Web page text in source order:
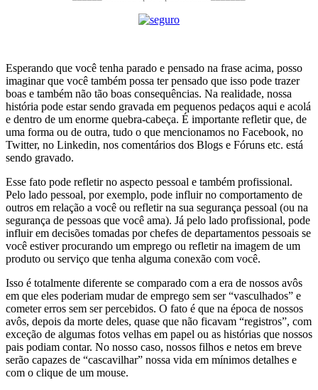
Esperando que você tenha parado e pensado na frase acima, posso
imaginar que você também possa ter pensado que isso pode trazer
boas e também não tão boas consequências. Na realidade, nossa
história pode estar sendo gravada em pequenos pedaços aqui e acolá
e dentro de um enorme quebra-cabeça. É importante refletir que, de
uma forma ou de outra, tudo o que mencionamos no Facebook, no
Twitter, no Linkedin, nos comentários dos Blogs e Fóruns etc. está
sendo gravado.
Esse fato pode refletir no aspecto pessoal e também profissional.
Pelo lado pessoal, por exemplo, pode influir no comportamento de
outros em relação a você ou refletir na sua segurança pessoal (ou na
segurança de pessoas que você ama). Já pelo lado profissional, pode
influir em decisões tomadas por chefes de departamentos pessoais se
você estiver procurando um emprego ou refletir na imagem de um
produto ou serviço que tenha alguma conexão com você.
Isso é totalmente diferente se comparado com a era de nossos avôs
em que eles poderiam mudar de emprego sem ser “vasculhados” e
cometer erros sem ser percebidos. O fato é que na época de nossos
avôs, depois da morte deles, quase que não ficavam “registros”, com
exceção de algumas fotos velhas em papel ou as histórias que nossos
pais podiam contar. No nosso caso, nossos filhos e netos em breve
serão capazes de “cascavilhar” nossa vida em mínimos detalhes e
com o clique de um mouse.